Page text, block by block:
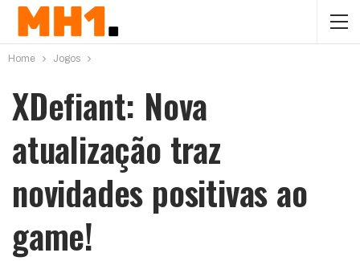
Home Jogos
XDefiant: Nova
atualização traz
novidades positivas ao
game!